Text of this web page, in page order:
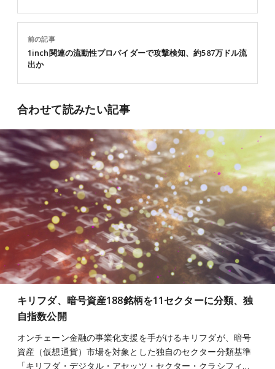
前の記事
1inch関連の流動性プロバイダーで攻撃検知、約587万ドル流
出か
合わせて読みたい記事
キリフダ、暗号資産188銘柄を11セクターに分類、独
自指数公開
オンチェーン金融の事業化支援を手がけるキリフダが、暗号
資産（仮想通貨）市場を対象とした独自のセクター分類基準
「キリフダ・デジタル・アセッツ・セクター・クラシフィ…